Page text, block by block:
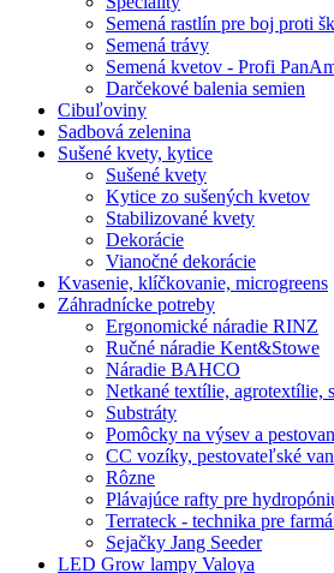
Semená rastlín pre boj proti
Semená trávy
Semená kvetov - Profi
Darčekové balenia semien
Cibuľoviny
Sadbová zelenina
Sušené kvety, kytice
Sušené kvety
Kytice zo sušených kvetov
Stabilizované kvety
Dekorácie
Vianočné dekorácie
Kvasenie, klíčkovanie, microgreens
Záhradnícke potreby
Ergonomické náradie RINZ
Ručné náradie Kent&Stowe
Náradie BAHCO
Netkané textílie, agrotextílie,
Substráty
Pomôcky na výsev a
CC vozíky, pestovateľské
Rôzne
Plávajúce rafty pre
Terrateck - technika pre
Sejačky Jang Seeder
LED Grow lampy Valoya